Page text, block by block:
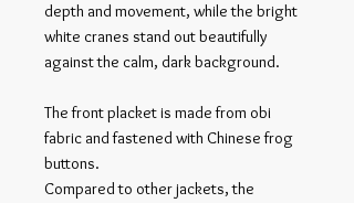
depth and movement, while the bright
white cranes stand out beautifully
against the calm, dark background.
The front placket is made from obi
fabric and fastened with Chinese frog
buttons.
Compared to other jackets, the